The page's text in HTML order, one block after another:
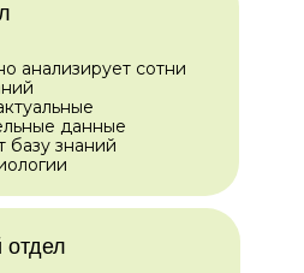
отдел
анализирует сотни
данные
базу знаний